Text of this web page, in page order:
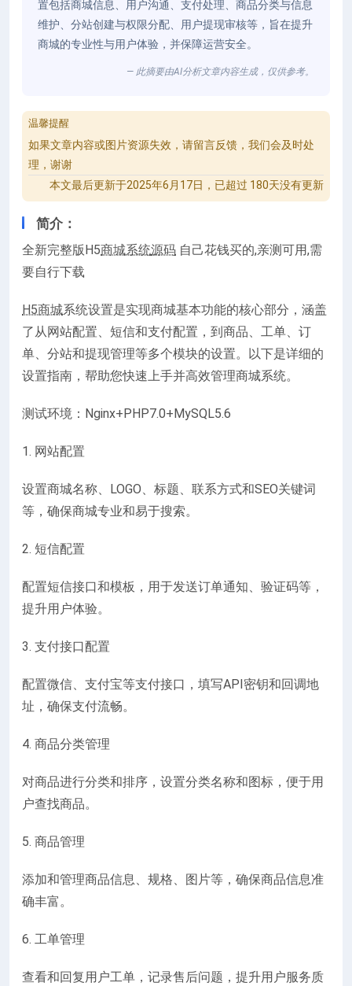
置包括商城信息、用户沟通、支付处理、商品分类与信息
维护、分站创建与权限分配、用户提现审核等，旨在提升
商城的专业性与用户体验，并保障运营安全。
— 此摘要由AI分析文章内容生成，仅供参考。
温馨提醒
如果文章内容或图片资源失效，请留言反馈，我们会及时处
理，谢谢
本文最后更新于2025年6月17日，已超过 180天没有更新
简介：
全新完整版H5商城系统源码 自己花钱买的,亲测可用,需
要自行下载
H5商城系统设置是实现商城基本功能的核心部分，涵盖
了从网站配置、短信和支付配置，到商品、工单、订
单、分站和提现管理等多个模块的设置。以下是详细的
设置指南，帮助您快速上手并高效管理商城系统。
测试环境：Nginx+PHP7.0+MySQL5.6
1. 网站配置
设置商城名称、LOGO、标题、联系方式和SEO关键词
等，确保商城专业和易于搜索。
2. 短信配置
配置短信接口和模板，用于发送订单通知、验证码等，
提升用户体验。
3. 支付接口配置
配置微信、支付宝等支付接口，填写API密钥和回调地
址，确保支付流畅。
4. 商品分类管理
对商品进行分类和排序，设置分类名称和图标，便于用
户查找商品。
5. 商品管理
添加和管理商品信息、规格、图片等，确保商品信息准
确丰富。
6. 工单管理
查看和回复用户工单，记录售后问题，提升用户服务质